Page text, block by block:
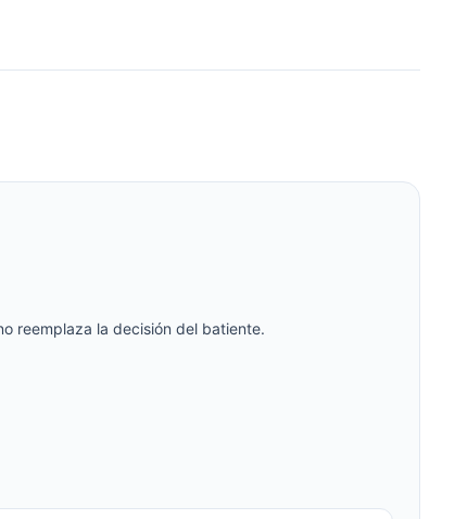
reemplaza la decisión del batiente.